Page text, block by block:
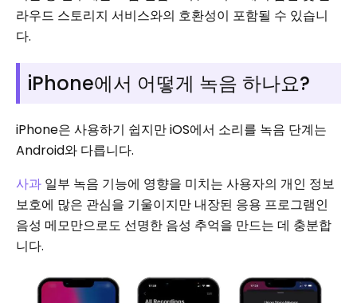
라우드 스토리지 서비스와의 호환성이 포함될 수 있습니
다.
iPhone에서 어떻게 녹음 하나요?
iPhone은 사용하기 쉽지만 iOS에서 소리를 녹음 단계는
Android와 다릅니다.
사과 일부 녹음 기능에 영향을 미치는 사용자의 개인 정보
보호에 많은 관심을 기울이지만 내장된 응용 프로그램인
음성 메모만으로도 선명한 음성 추억을 만드는 데 충분합
니다.